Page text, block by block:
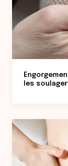
les soulager